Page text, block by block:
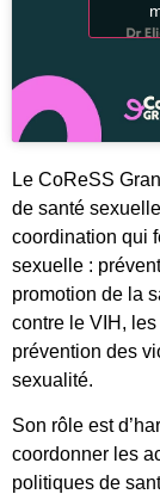
Le CoReSS
de santé
coordination qui
sexuelle :
promotion de la
contre le VIH, les
prévention des
sexualité.
Son rôle est
coordonner les
politiques de